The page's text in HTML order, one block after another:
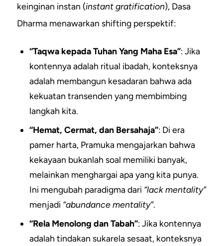
keinginan instan (instant gratification), Dasa
Dharma menawarkan shifting perspektif:
“Taqwa kepada Tuhan Yang Maha Esa”: Jika
kontennya adalah ritual ibadah, konteksnya
adalah membangun kesadaran bahwa ada
kekuatan transenden yang membimbing
langkah kita.
“Hemat, Cermat, dan Bersahaja”: Di era
pamer harta, Pramuka mengajarkan bahwa
kekayaan bukanlah soal memiliki banyak,
melainkan menghargai apa yang kita punya.
Ini mengubah paradigma dari “lack mentality”
menjadi “abundance mentality”.
“Rela Menolong dan Tabah”: Jika kontennya
adalah tindakan sukarela sesaat, konteksnya